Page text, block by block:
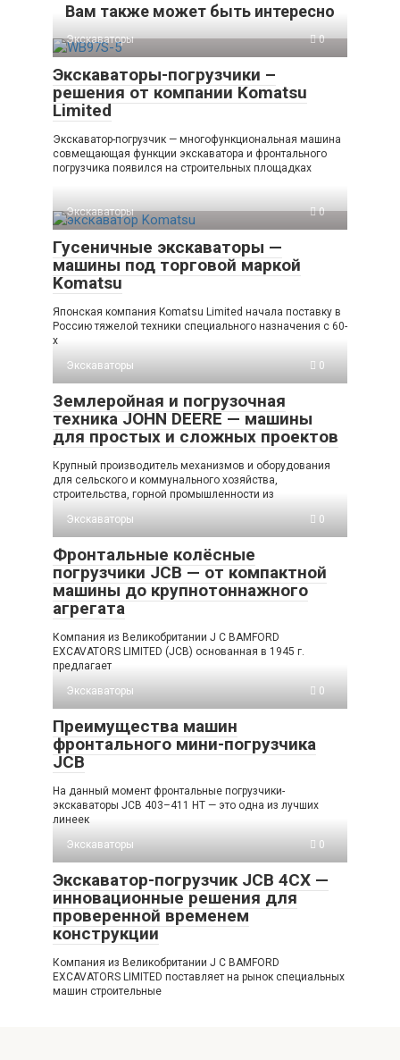
Вам также может быть интересно
Экскаваторы 0
Экскаваторы-погрузчики –
решения от компании Komatsu
Limited
Экскаватор-погрузчик — многофункциональная машина
совмещающая функции экскаватора и фронтального
погрузчика появился на строительных площадках
Экскаваторы 0
Гусеничные экскаваторы —
машины под торговой маркой
Komatsu
Японская компания Komatsu Limited начала поставку в
Россию тяжелой техники специального назначения с 60-
х
Экскаваторы
0
Землеройная и погрузочная
техника JOHN DEERE — машины
для простых и сложных проектов
Крупный производитель механизмов и оборудования
для сельского и коммунального хозяйства,
строительства, горной промышленности из
Экскаваторы
0
Фронтальные колёсные
погрузчики JCB — от компактной
машины до крупнотоннажного
агрегата
Компания из Великобритании J C BAMFORD
EXCAVATORS LIMITED (JCB) основанная в 1945 г.
предлагает
Экскаваторы
0
Преимущества машин
фронтального мини-погрузчика
JCB
На данный момент фронтальные погрузчики-
экскаваторы JCB 403–411 HT — это одна из лучших
линеек
Экскаваторы
0
Экскаватор-погрузчик JCB 4СХ —
инновационные решения для
проверенной временем
конструкции
Компания из Великобритании J C BAMFORD
EXCAVATORS LIMITED поставляет на рынок специальных
машин строительные